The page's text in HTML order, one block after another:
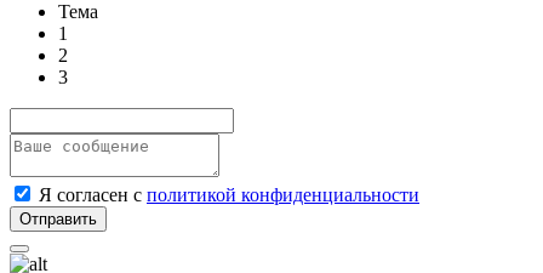
Тема
1
2
3
Я согласен с политикой конфиденциальности